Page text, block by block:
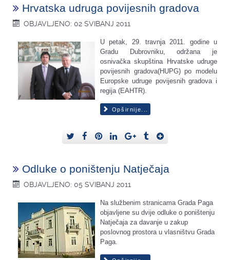
Hrvatska udruga povijesnih gradova
OBJAVLJENO: 02 SVIBANJ 2011
U petak, 29. travnja 2011. godine u
Gradu Dubrovniku, održana je
osnivačka skupština Hrvatske udruge
povijesnih gradova(HUPG) po modelu
Europske udruge povijesnih gradova i
regija (EAHTR).
Opširnije...
Odluke o poništenju Natječaja
OBJAVLJENO: 05 SVIBANJ 2011
Na službenim stranicama Grada Paga
objavljene su dvije odluke o poništenju
Natječaja za davanje u zakup
poslovnog prostora u vlasništvu Grada
Paga.